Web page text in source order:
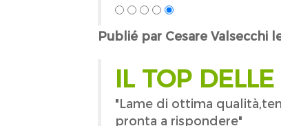
Publié par Cesare Valsecchi
IL TOP
"Lame di ottima
pronta a rispondere"